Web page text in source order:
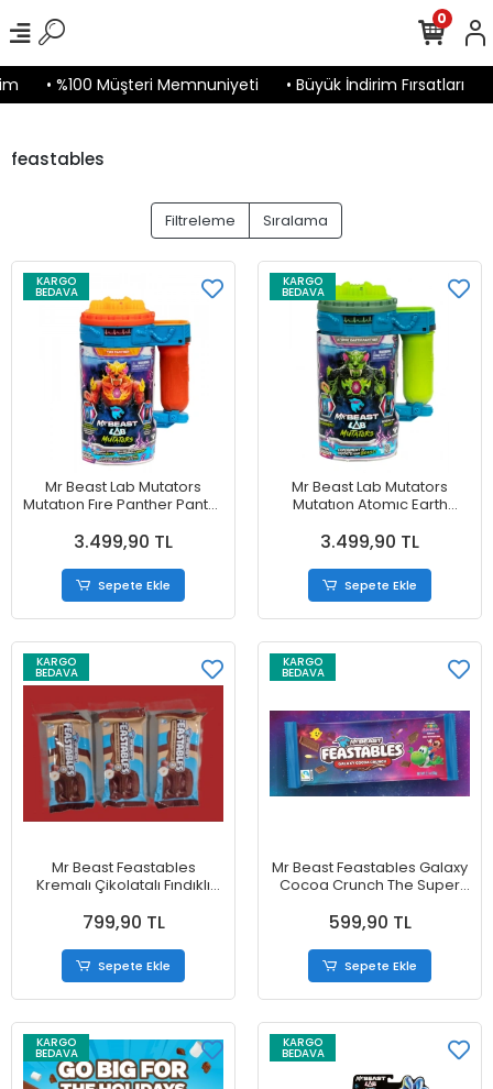
• %100 Müşteri Memnuniyeti • Büyük İndirim Fırsatları
0
feastables
Filtreleme Sıralama
KARGO
BEDAVA
Mr Beast Lab Mutators
Mutatıon Fıre Panther Panter
3.499,90 TL
Sepete Ekle
KARGO
BEDAVA
Mr Beast Lab Mutators
Mutatıon Atomıc Earth
Oyuncak
3.499,90 TL
Sepete Ekle
KARGO
BEDAVA
Mr Beast Feastables
Kremalı Çikolatalı Fındıklı
799,90 TL
Sepete Ekle
KARGO
BEDAVA
Mr Beast Feastables Galaxy
Cocoa Crunch The Super
Çikolata 60 gr
599,90 TL
Sepete Ekle
KARGO
BEDAVA
KARGO
BEDAVA